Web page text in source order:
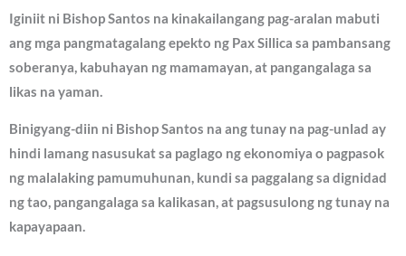
Iginiit ni Bishop Santos na kinakailangang pag-aralan mabuti
ang mga pangmatagalang epekto ng Pax Sillica sa pambansang
soberanya, kabuhayan ng mamamayan, at pangangalaga sa
likas na yaman.
Binigyang-diin ni Bishop Santos na ang tunay na pag-unlad ay
hindi lamang nasusukat sa paglago ng ekonomiya o pagpasok
ng malalaking pamumuhunan, kundi sa paggalang sa dignidad
ng tao, pangangalaga sa kalikasan, at pagsusulong ng tunay na
kapayapaan.